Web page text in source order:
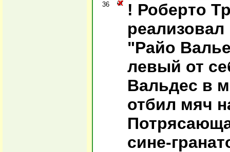
36
! Роберто
реализовал
"Райо
левый от
Вальдес в
отбил мяч
сине-